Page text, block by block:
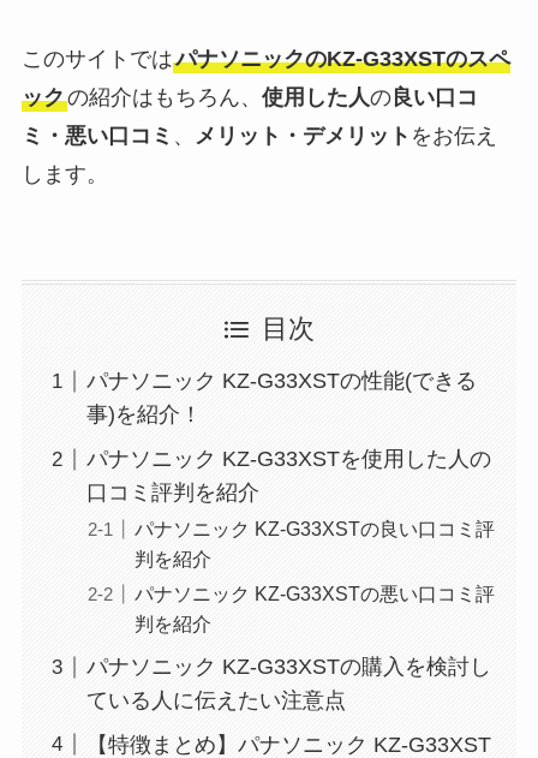
このサイトではパナソニックのKZ-G33XSTのスペ
ックの紹介はもちろん、 使用した人の良い口コ
ミ・悪い口コミ 、 メリット・デメリット をお伝え
します。
目次
パナソニック KZ-G33XSTの性能(できる
事)を紹介！
パナソニック KZ-G33XSTを使用した人の
口コミ評判を紹介
パナソニック KZ-G33XSTの良い口コミ評
判を紹介
パナソニック KZ-G33XSTの悪い口コミ評
判を紹介
パナソニック KZ-G33XSTの購入を検討し
ている人に伝えたい注意点
【特徴まとめ】パナソニック KZ-G33XST